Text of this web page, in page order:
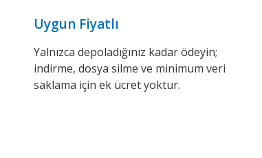
Uygun Fiyatlı
Yalnızca depoladığınız kadar ödeyin;
indirme, dosya silme ve minimum veri
saklama için ek ücret yoktur.